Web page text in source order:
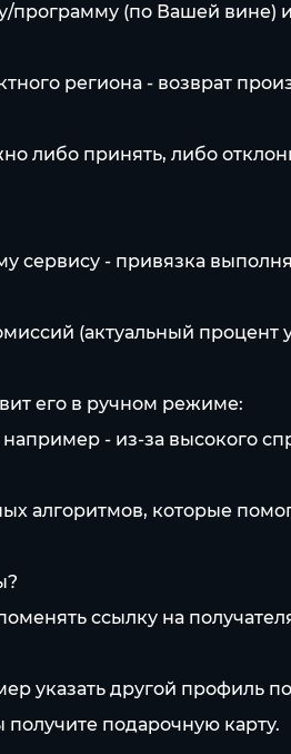
программу (по Вашей вине)
региона - возврат
либо принять, либо
сервису - привязка
(актуальный процент
его в ручном режиме:
- из-за высокого
алгоритмов, которые
ссылку на
указать другой профиль
подарочную карту.